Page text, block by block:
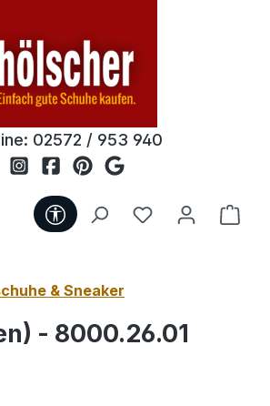
02572 / 953 940
Werkzeugleiste anzeigen
Du hast 0
& Sneaker
- 8000.26.01